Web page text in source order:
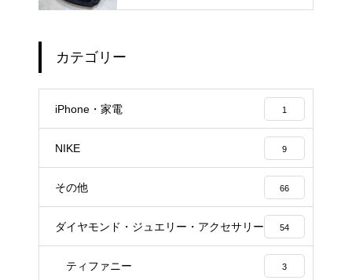
カテゴリー
iPhone・家電 1
NIKE 9
その他 66
ダイヤモンド・ジュエリー・アクセサリー 54
ティファニー 3